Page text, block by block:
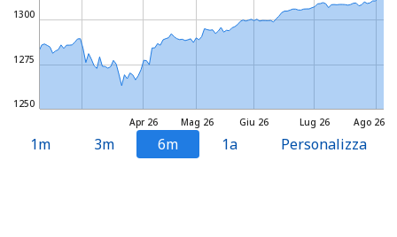
Mag 26 Lug 26
Apr 26 Giu 26 Ago 26
1250
1275
1300
1m 3m 6m 1a Personalizza